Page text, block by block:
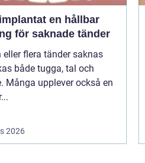
en hållbar
för saknade tänder
eller flera tänder saknas
både tugga, tal och
Många upplever också en
2026